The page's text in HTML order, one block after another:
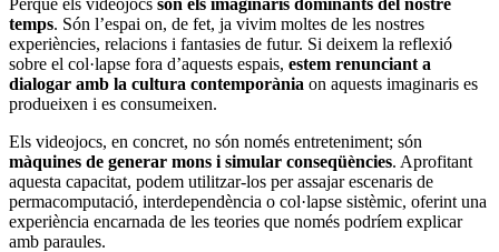
temps. Són l’espai on, de fet, ja vivim moltes de les nostres
experiències, relacions i fantasies de futur. Si deixem la reflexió
sobre el col·lapse fora d’aquests espais, estem renunciant a
dialogar amb la cultura contemporània on aquests imaginaris es
produeixen i es consumeixen.
Els videojocs, en concret, no són només entreteniment; són
màquines de generar mons i simular conseqüències. Aprofitant
aquesta capacitat, podem utilitzar-los per assajar escenaris de
permacomputació, interdependència o col·lapse sistèmic, oferint una
experiència encarnada de les teories que només podríem explicar
amb paraules.